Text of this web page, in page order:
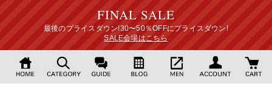
FINAL SALE
最後のプライスダウン!30〜50％OFFにプライスダウン!
SALE会場はこちら